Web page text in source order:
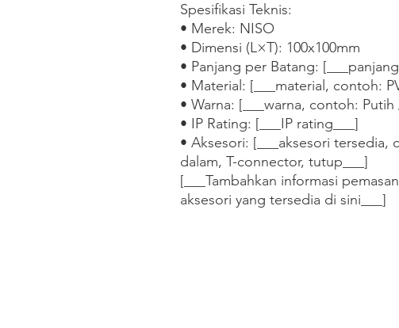
Spesifikasi Teknis:
• Merek: NISO
• Dimensi (L×T): 100x100mm
• Panjang per Batang:
• Material: [___material, contoh:
• Warna: [___warna, contoh:
• IP Rating: [___IP rating___]
• Aksesori: [___aksesori tersedia,
dalam, T-connector, tutup___]
[___Tambahkan informasi
aksesori yang tersedia di sini___]